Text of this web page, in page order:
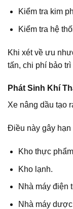
Kiểm tra kim
Kiểm tra hệ
Khi xét về ưu
tấn, chi phí bảo
Phát Sinh Khí
Xe nâng dầu tạo
Điều này gây hạn
Kho thực
Kho lạnh.
Nhà máy điện
Nhà máy